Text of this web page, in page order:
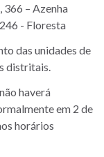
366 – Azenha
- Floresta
das unidades de
distritais.
haverá
em 2 de
horários